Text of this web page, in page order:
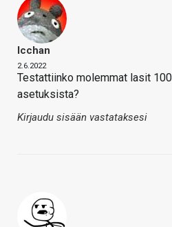
Icchan
2.6.2022
Testattiinko molemmat lasit
asetuksista?
Kirjaudu sisään vastataksesi